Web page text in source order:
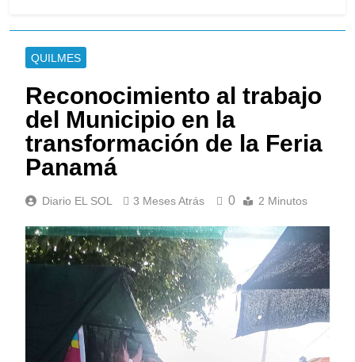
QUILMES
Reconocimiento al trabajo
del Municipio en la
transformación de la Feria
Panamá
Diario EL SOL 3 Meses Atrás 0 2 Minutos